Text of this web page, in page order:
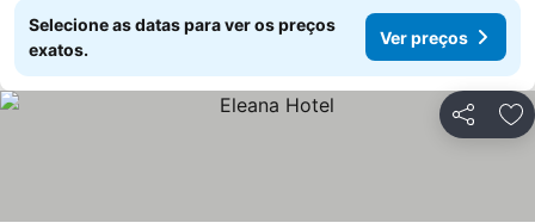
Selecione as datas para ver os preços
exatos.
Ver preços
Partilhar